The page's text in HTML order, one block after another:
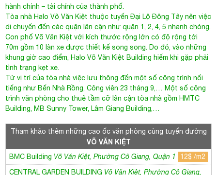
Tòa nhàHalo Võ Văn Kiệt thuộc tuyến Đại Lộ Đông Tây nên việc
di chuyển đến các quận lân cận như quận 1, 2, 4, 5 nhanh chóng.
Con phố Võ Văn Kiệt với kích thước rộng lớn có độ rộng tới
70m gồm 10 làn xe được thiết kế song song. Do đó, vào những
khung giờ cao điểm, Halo Võ Văn Kiệt Building hiếm khi gặp phải
tình trạng kẹt xe.
Từ vị trí của tòa nhà việc lưu thông đến một số công trình nổi
tiếng như Bến Nhà Rồng, Công viên 23 tháng 9,… Một số công
trình văn phòng cho thuê tầm cỡ lân cận tòa nhà gồm HMTC
Building, MB Sunny Tower, Lâm Giang Building,…
VÕ VĂN KIỆT
Võ Văn Kiệt, Phường Cô Giang, Quận 1
CENTRAL GARDEN BUILDINGVõ Văn Kiệt, Phường Cô Giang,
Quận 1
11$ /m2